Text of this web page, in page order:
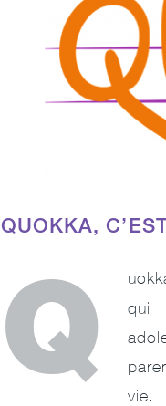
QUOKKA,
Q
qui
vie.